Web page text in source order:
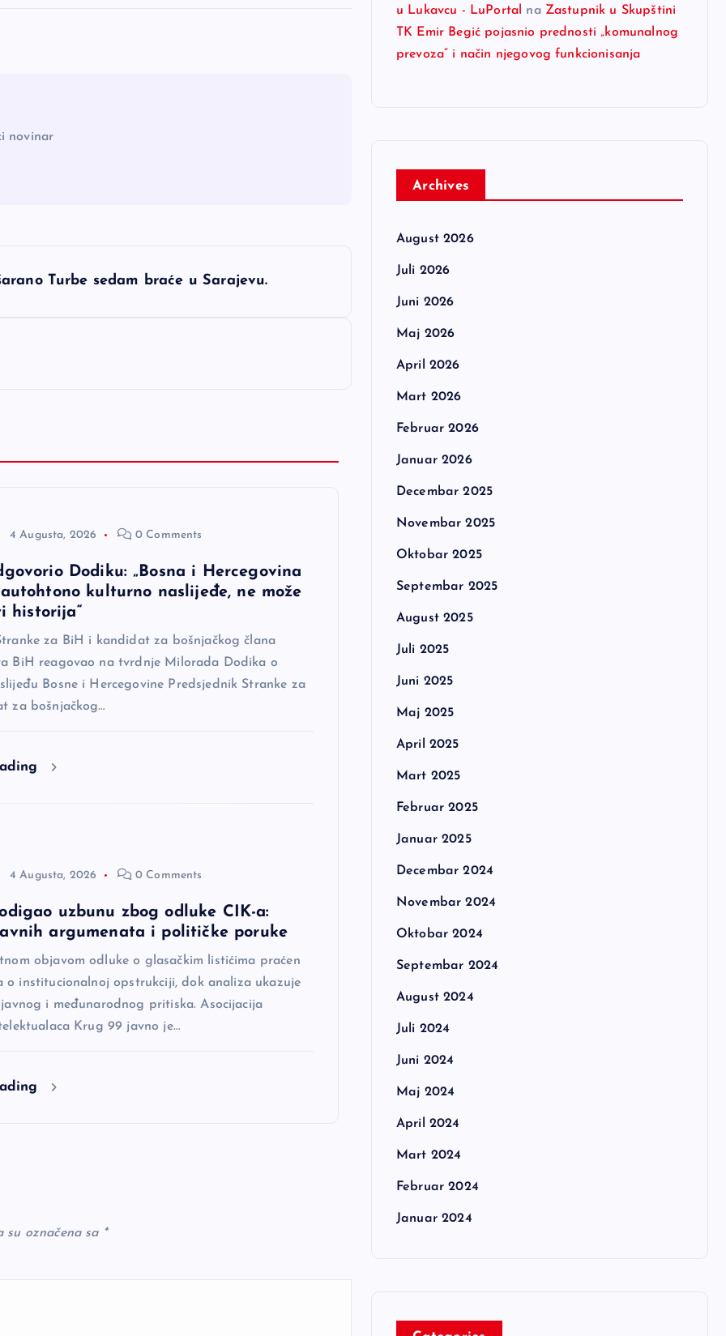
novinar
Turbe sedam braće u Sarajevu.
4 Augusta, 2026 0 Comments
Dodiku: „Bosna i Hercegovina
kulturno naslijeđe, ne može
historija“
za BiH i kandidat za bošnjačkog člana
BiH reagovao na tvrdnje Milorada Dodika o
Bosne i Hercegovine Predsjednik Stranke za
za bošnjačkog…
4 Augusta, 2026 0 Comments
uzbunu zbog odluke CIK-a:
argumenata i političke poruke
objavom odluke o glasačkim listićima praćen
o institucionalnoj opstrukciji, dok analiza ukazuje
i međunarodnog pritiska. Asocijacija
Krug 99 javno je…
su označena sa *
u Lukavcu - LuPortal
na Zastupnik u Skupštini
TK Emir Begić pojasnio prednosti „komunalnog
prevoza“ i način njegovog funkcionisanja
Archives
August 2026
Juli 2026
Juni 2026
Maj 2026
April 2026
Mart 2026
Februar 2026
Januar 2026
Decembar 2025
Novembar 2025
Oktobar 2025
Septembar 2025
August 2025
Juli 2025
Juni 2025
Maj 2025
April 2025
Mart 2025
Februar 2025
Januar 2025
Decembar 2024
Novembar 2024
Oktobar 2024
Septembar 2024
August 2024
Juli 2024
Juni 2024
Maj 2024
April 2024
Mart 2024
Februar 2024
Januar 2024